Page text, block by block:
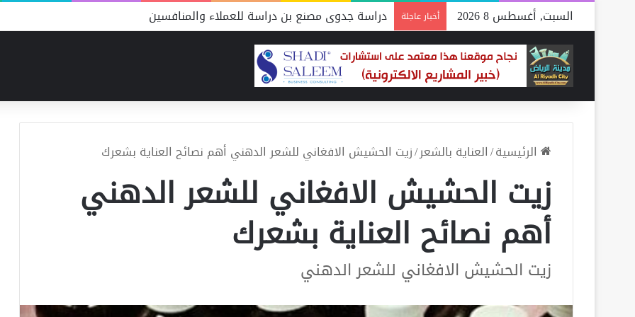
السبت, أغسطس 8 2026 أخبار عاجلة دراسة جدوى مصنع بن دراسة للعملاء والمنافسين
الرئيسية/العناية بالشعر/زيت الحشيش الافغاني للشعر الدهني أهم نصائح العناية بشعرك
زيت الحشيش الافغاني للشعر الدهني
أهم نصائح العناية بشعرك
زيت الحشيش الافغاني للشعر الدهني